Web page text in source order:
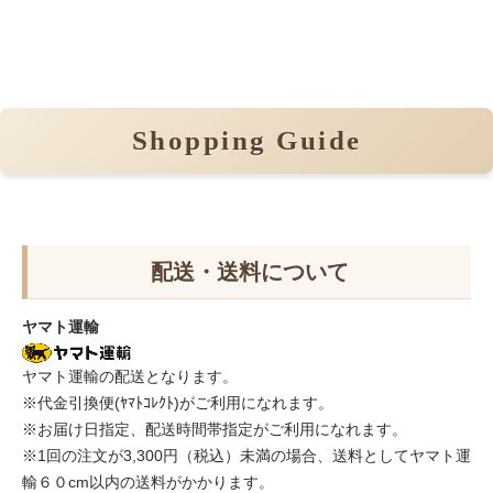
Shopping Guide
配送・送料について
ヤマト運輸
ヤマト運輸の配送となります。
※代金引換便(ﾔﾏﾄｺﾚｸﾄ)がご利用になれます。
※お届け日指定、配送時間帯指定がご利用になれます。
※1回の注文が3,300円（税込）未満の場合、送料としてヤマト運
輸６０cm以内の送料がかかります。